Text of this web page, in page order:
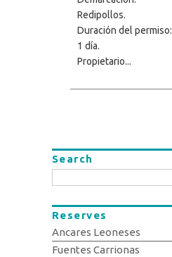
Redipollos.
Duración del permiso:
1 día.
Propietario...
Search
Reserves
Ancares Leoneses
Fuentes Carrionas